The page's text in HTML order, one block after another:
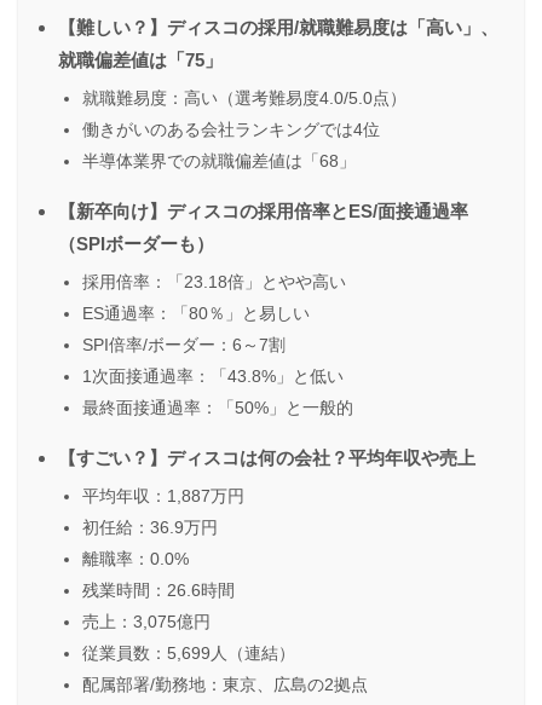
【難しい？】ディスコの採用/就職難易度は「高い」、
就職偏差値は「75」
就職難易度：高い（選考難易度4.0/5.0点）
働きがいのある会社ランキングでは4位
半導体業界での就職偏差値は「68」
【新卒向け】ディスコの採用倍率とES/面接通過率
（SPIボーダーも）
採用倍率：「23.18倍」とやや高い
ES通過率：「80％」と易しい
SPI倍率/ボーダー：6～7割
1次面接通過率：「43.8%」と低い
最終面接通過率：「50%」と一般的
【すごい？】ディスコは何の会社？平均年収や売上
平均年収：1,887万円
初任給：36.9万円
離職率：0.0%
残業時間：26.6時間
売上：3,075億円
従業員数：5,699人（連結）
配属部署/勤務地：東京、広島の2拠点